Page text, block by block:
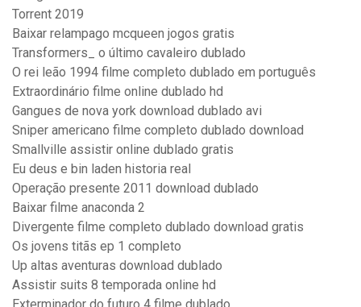
Torrent 2019
Baixar relampago mcqueen jogos gratis
Transformers_ o último cavaleiro dublado
O rei leão 1994 filme completo dublado em português
Extraordinário filme online dublado hd
Gangues de nova york download dublado avi
Sniper americano filme completo dublado download
Smallville assistir online dublado gratis
Eu deus e bin laden historia real
Operação presente 2011 download dublado
Baixar filme anaconda 2
Divergente filme completo dublado download gratis
Os jovens titãs ep 1 completo
Up altas aventuras download dublado
Assistir suits 8 temporada online hd